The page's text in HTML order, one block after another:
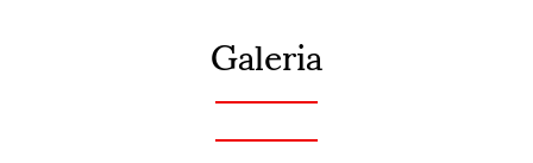
Galeria